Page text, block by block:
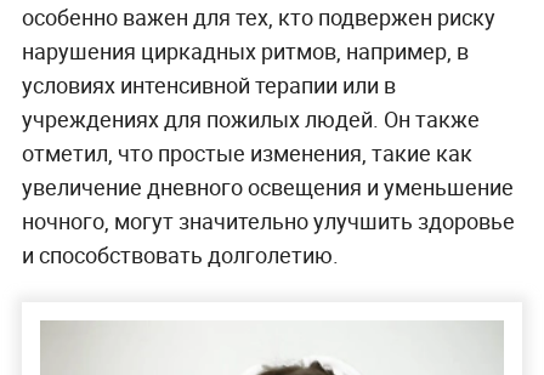
особенно важен для тех, кто подвержен риску
нарушения циркадных ритмов, например, в
условиях интенсивной терапии или в
учреждениях для пожилых людей. Он также
отметил, что простые изменения, такие как
увеличение дневного освещения и уменьшение
ночного, могут значительно улучшить здоровье
и способствовать долголетию.